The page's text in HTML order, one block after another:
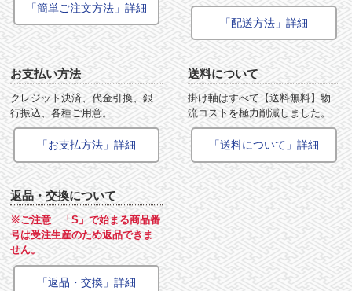
「簡単ご注文方法」詳細
「配送方法」詳細
お支払い方法
クレジット決済、代金引換、銀
行振込、各種ご用意。
「お支払方法」詳細
送料について
掛け軸はすべて【送料無料】物
流コストを極力削減しました。
「送料について」詳細
返品・交換について
※ご注意 「S」で始まる商品番
号は受注生産のため返品できま
せん。
「返品・交換」詳細